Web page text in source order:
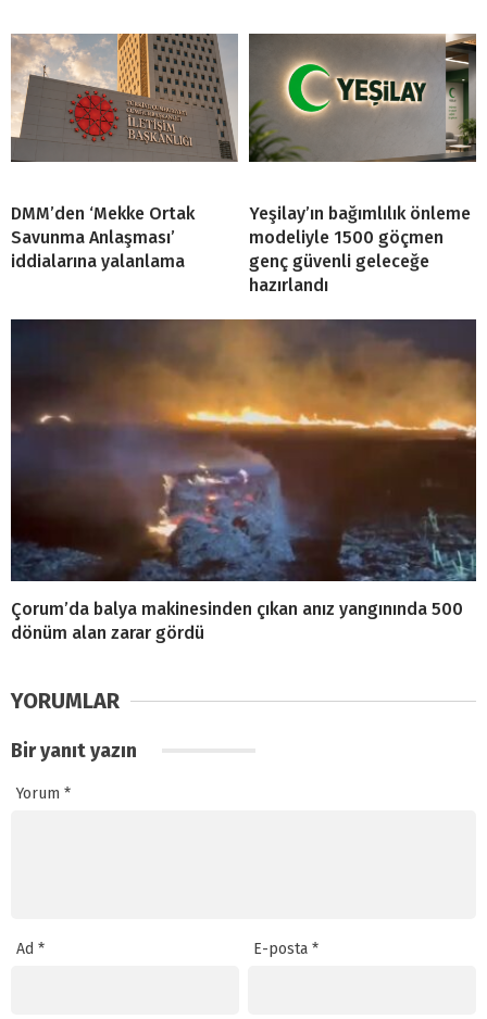
DMM’den ‘Mekke Ortak
Savunma Anlaşması’
iddialarına yalanlama
Yeşilay’ın bağımlılık önleme
modeliyle 1500 göçmen
genç güvenli geleceğe
hazırlandı
Çorum’da balya makinesinden çıkan anız yangınında 500
dönüm alan zarar gördü
YORUMLAR
Bir yanıt yazın
Yorum *
Ad * E-posta*